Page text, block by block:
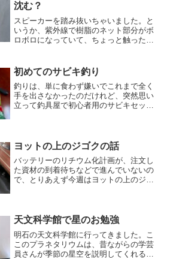
沈む？
スピーカーを踏み抜いちゃいました。と
いうか、紫外線で樹脂のネット部分がボ
ロボロになっていて、ちょっと触っただ
コックピット側とはいえ、外壁を丸く切
り抜いて、このスピーカー...
初めてのサビキ釣り
釣りは、単に食わず嫌いでこれまで全く
手を出さなかったのだけれど、突然思い
立って釣具屋で初心者用のサビキセット
チ級のアジを2匹...
ヨットの上のジゴクの話
バッテリーのリチウム化計画が、注文し
た資材の到着待ちなどで進んでいないの
で、とりあえず今週はヨットの上のジゴ
て、どこからも全くアクセス...
天文科学館で星のお勉強
明石の天文科学館に行ってきました。こ
このプラネタリウムは、昔ながらの学芸
員さんが季節の星空を説明してくれるタ